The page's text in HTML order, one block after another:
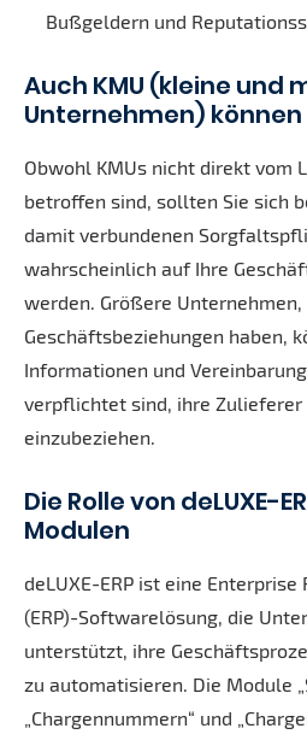
Bußgeldern und
Auch KMU (kleine und
Unternehmen)
Obwohl KMUs nicht direkt vom
betroffen sind, sollten Sie sich
damit verbundenen
wahrscheinlich auf Ihre
werden. Größere Unternehmen,
Geschäftsbeziehungen haben,
Informationen und
verpflichtet sind, ihre Zulieferer
einzubeziehen.
Die Rolle von deLUXE-
Modulen
deLUXE-ERP ist eine Enterprise
(ERP)-Softwarelösung, die
unterstützt, ihre
zu automatisieren. Die Module
„Chargennummern“ und